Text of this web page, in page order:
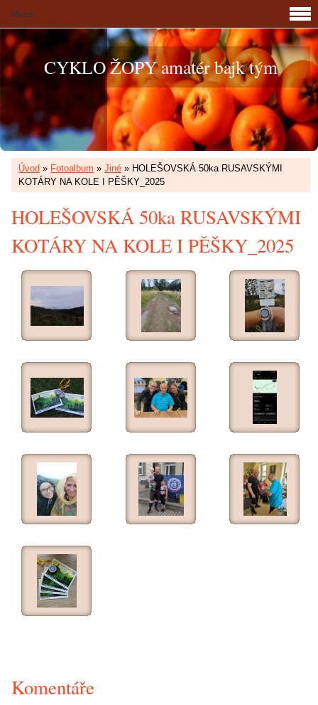
CYKLO ŽOPY amatér bajk tým
Úvod » Fotoalbum » Jiné » HOLEŠOVSKÁ 50ka RUSAVSKÝMI
KOTÁRY NA KOLE I PĚŠKY_2025
HOLEŠOVSKÁ 50ka RUSAVSKÝMI
KOTÁRY NA KOLE I PĚŠKY_2025
Komentáře
Menu